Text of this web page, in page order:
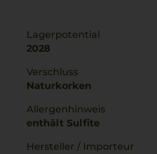
Lagerpotential
2028
Verschluss
Naturkorken
Allergenhinweis
enthält Sulfite
Hersteller / Importeur